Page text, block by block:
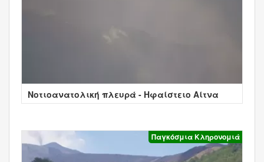
Νοτιοανατολική πλευρά - Ηφαίστειο Αίτνα
Παγκόσμια Κληρονομιά